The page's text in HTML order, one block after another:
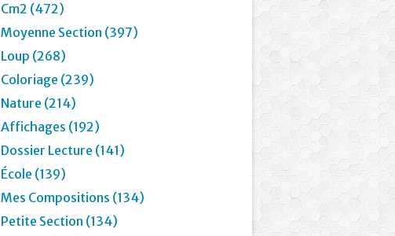
Cm2 (472)
Moyenne Section (397)
Loup (268)
Coloriage (239)
Nature (214)
Affichages (192)
Dossier Lecture (141)
École (139)
Mes Compositions (134)
Petite Section (134)